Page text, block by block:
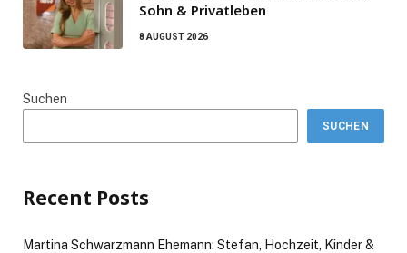
Sohn & Privatleben
8 AUGUST 2026
Suchen
SUCHEN
Recent Posts
Martina Schwarzmann Ehemann: Stefan, Hochzeit, Kinder &